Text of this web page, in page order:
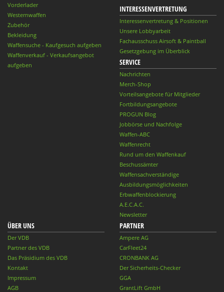
Vorderlader
Westernwaffen
Zubehör
Bekleidung
Waffensuche - Kaufgesuch aufgeben
Waffenverkauf - Verkaufsangebot
aufgeben
INTERESSENVERTRETUNG
Interessenvertretung & Positionen
Unsere Lobbyarbeit
Fachausschuss Airsoft & Paintball
Gesetzgebung im Überblick
SERVICE
Nachrichten
Merch-Shop
Vorteilsangebote für Mitglieder
Fortbildungsangebote
PROGUN Blog
Jobbörse und Nachfolge
Waffen-ABC
Waffenrecht
Rund um den Waffenkauf
Beschussämter
Waffensachverständige
Ausbildungsmöglichkeiten
Erbwaffenblockierung
A.E.C.A.C.
Newsletter
ÜBER UNS
Der VDB
Partner des VDB
Das Präsidium des VDB
Kontakt
Impressum
AGB
PARTNER
Ampere AG
CarFleet24
CRONBANK AG
Der Sicherheits-Checker
GGA
GrantLift GmbH